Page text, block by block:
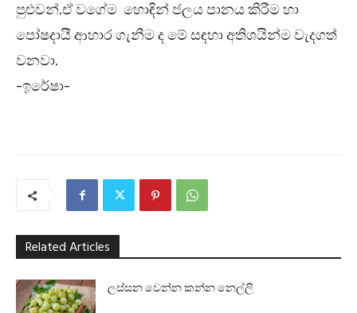
පුළුවන්.ඒ වගේම හොඳින් ජලය පානය කිරීම හා
පෝෂදායී ආහාර ගැනීම ද මේ සඳහා අතිශයින්ම වැදගත්
වනවා.
-ඉරේෂා-
Related Articles
ලස්සන වෙන්න කන්න නෙල්ලි